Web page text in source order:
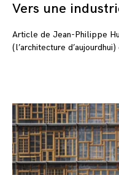
Vers une
Article de Jean-Philippe
(l’architecture